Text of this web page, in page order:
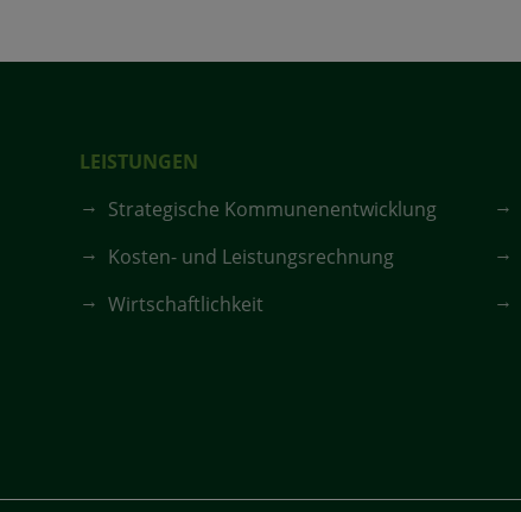
LEISTUNGEN
Strategische Kommunenentwicklung
Kosten- und Leistungsrechnung
Wirtschaftlichkeit